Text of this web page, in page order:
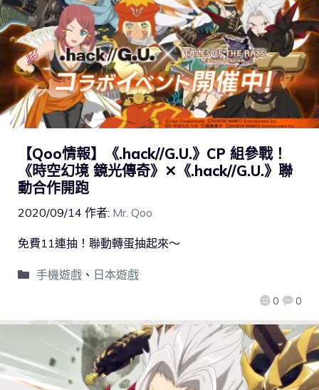
【Qoo情報】《.hack//G.U.》CP 組參戰！
《時空幻境 鏡光傳奇》✕《.hack//G.U.》聯
動合作開跑
2020/09/14 作者: Mr. Qoo
0 0
免費11連抽！聯動轉蛋抽起來～
手機遊戲、 日本遊戲